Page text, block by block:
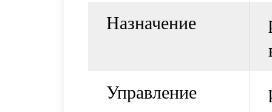
Назначение
Управление